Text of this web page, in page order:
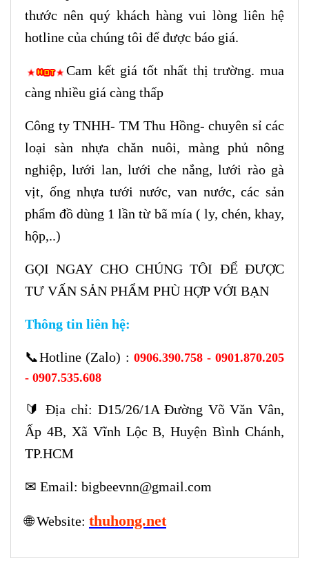
thước nên quý khách hàng vui lòng liên hệ
hotline của chúng tôi để được báo giá.
Cam kết giá tốt nhất thị trường. mua
càng nhiều giá càng thấp
Công ty TNHH- TM Thu Hồng- chuyên sỉ các
loại sàn nhựa chăn nuôi, màng phủ nông
nghiệp, lưới lan, lưới che nắng, lưới rào gà
vịt, ống nhựa tưới nước, van nước, các sản
phẩm đồ dùng 1 lần từ bã mía ( ly, chén, khay,
hộp,..)
GỌI NGAY CHO CHÚNG TÔI ĐỂ ĐƯỢC
TƯ VẤN SẢN PHẨM PHÙ HỢP VỚI BẠN
Thông tin liên hệ:
📞Hotline (Zalo) : 0906.390.758 - 0901.870.205
- 0907.535.608
🔰 Địa chỉ: D15/26/1A Đường Võ Văn Vân,
Ấp 4B, Xã Vĩnh Lộc B, Huyện Bình Chánh,
TP.HCM
✉ Email: bigbeevnn@gmail.com
🌐Website: thuhong.net